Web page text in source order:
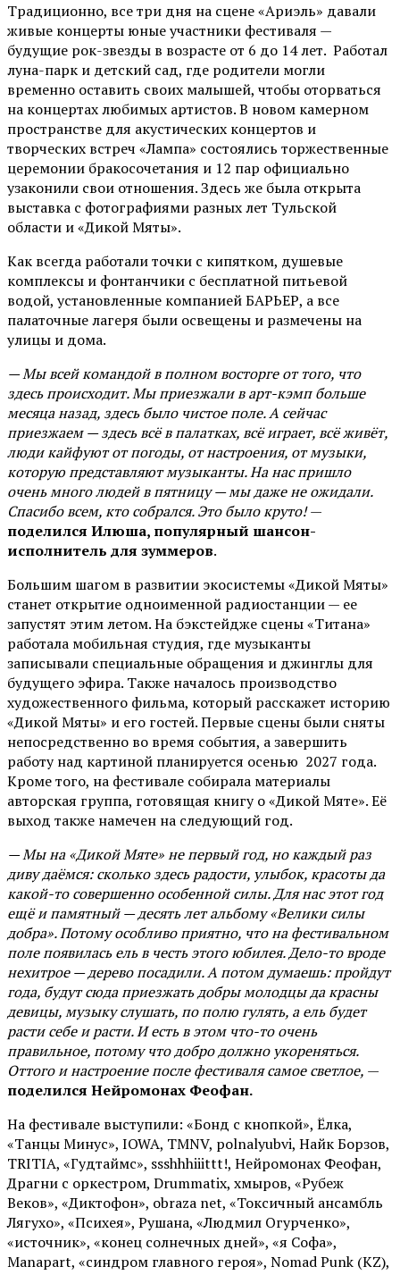
Традиционно, все три дня на сцене«Ариэль» давали
живые концерты юные участники фестиваля —
будущие рок-звезды в возрасте от 6 до 14 лет. Работал
луна-парк и детский сад, где родители могли
временно оставить своих малышей, чтобы оторваться
на концертах любимых артистов. В новом камерном
пространстве для акустических концертов и
творческих встреч «Лампа» состоялись торжественные
церемонии бракосочетания и 12 пар официально
узаконили свои отношения. Здесь же была открыта
выставка с фотографиями разных лет Тульской
области и «Дикой Мяты».
Как всегда работали точки с кипятком, душевые
комплексы и фонтанчики с бесплатной питьевой
водой, установленные компанией БАРЬЕР, а все
палаточные лагеря были освещены и размечены на
улицы и дома.
— Мы всей командой в полном восторге от того, что
здесь происходит. Мы приезжали в арт-кэмп больше
месяца назад, здесь было чистое поле. А сейчас
приезжаем — здесь всё в палатках, всё играет, всё живёт,
люди кайфуют от погоды, от настроения, от музыки,
которую представляют музыканты. На нас пришло
очень много людей в пятницу — мы даже не ожидали.
Спасибо всем, кто собрался. Это было круто!—
поделился Илюша, популярный шансон-
исполнитель для зуммеров.
Большим шагом в развитии экосистемы «Дикой Мяты»
станет открытие одноименной радиостанции — ее
запустят этим летом. На бэкстейдже сцены «Титана»
работала мобильная студия, где музыканты
записывали специальные обращения и джинглы для
будущего эфира. Также началось производство
художественного фильма, который расскажет историю
«Дикой Мяты» и его гостей. Первые сцены были сняты
непосредственно во время события, а завершить
работу над картиной планируется осенью 2027 года.
Кроме того, на фестивале собирала материалы
авторская группа, готовящая книгу о «Дикой Мяте». Её
выход также намечен на следующий год.
— Мы на «Дикой Мяте» не первый год, но каждый раз
диву даёмся: сколько здесь радости, улыбок, красоты да
какой-то совершенно особенной силы. Для нас этот год
ещё и памятный — десять лет альбому «Велики силы
добра». Потому особливо приятно, что на фестивальном
поле появилась ель в честь этого юбилея. Дело-то вроде
нехитрое — дерево посадили. А потом думаешь: пройдут
года, будут сюда приезжать добры молодцы да красны
девицы, музыку слушать, по полю гулять, а ель будет
расти себе и расти. И есть в этом что-то очень
правильное, потому что добро должно укореняться.
Оттого и настроение после фестиваля самое светлое, —
поделился Нейромонах Феофан.
На фестивале выступили: «Бонд с кнопкой», Ёлка,
«Танцы Минус», IOWA, TMNV, polnalyubvi, Найк Борзов,
TRITIA, «Гудтаймс», ssshhhiiittt!, Нейромонах Феофан,
Драгни с оркестром, Drummatix, хмыров, «Рубеж
Веков», «Диктофон», obraza net, «Токсичный ансамбль
Лягухо», «Психея», Рушана, «Людмил Огурченко»,
«источник», «конец солнечных дней», «я Софа»,
Manapart, «синдром главного героя», Nomad Punk (KZ),